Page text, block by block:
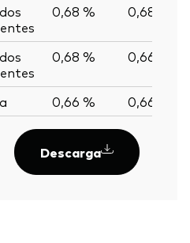
0,68 % 0,68 %
0,68 % 0,66 %
0,66 % 0,66 %
Descarga